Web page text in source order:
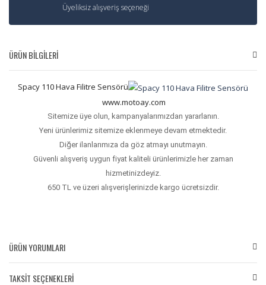
Üyeliksiz alışveriş seçeneği
ÜRÜN BİLGİLERİ
Spacy 110 Hava Filitre Sensörü
www.motoay.com
Sitemize üye olun, kampanyalarımızdan yararlanın.
Yeni ürünlerimiz sitemize eklenmeye devam etmektedir.
Diğer ilanlarımıza da göz atmayı unutmayın.
Güvenli alışveriş uygun fiyat kaliteli ürünlerimizle her zaman
hizmetinizdeyiz.
650 TL ve üzeri alışverişlerinizde kargo ücretsizdir.
ÜRÜN YORUMLARI
TAKSİT SEÇENEKLERİ